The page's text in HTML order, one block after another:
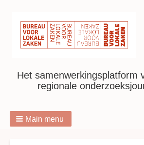
Het samenwerkingsplatform
regionale
Main menu